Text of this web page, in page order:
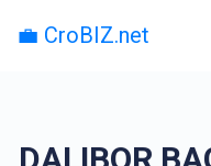
💼 CroBIZ.net